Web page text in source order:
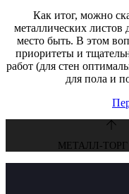
Как итог, можно
металлических листов
место быть. В этом
приоритеты и
работ (для стен
для пола и
МЕТАЛЛ-ТОРГ